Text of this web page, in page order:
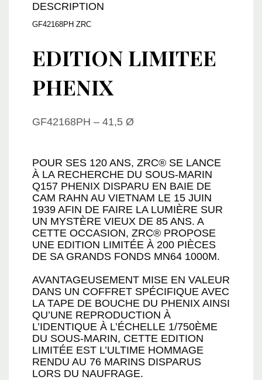
DESCRIPTION
GF42168PH ZRC
EDITION LIMITEE
PHENIX
GF42168PH – 41,5 Ø
POUR SES 120 ANS, ZRC® SE LANCE
À LA RECHERCHE DU SOUS-MARIN
Q157 PHENIX DISPARU EN BAIE DE
CAM RAHN AU VIETNAM LE 15 JUIN
1939 AFIN DE FAIRE LA LUMIÈRE SUR
UN MYSTÈRE VIEUX DE 85 ANS. A
CETTE OCCASION, ZRC® PROPOSE
UNE EDITION LIMITÉE À 200 PIÈCES
DE SA GRANDS FONDS MN64 1000M.
AVANTAGEUSEMENT MISE EN VALEUR
DANS UN COFFRET SPÉCIFIQUE AVEC
LA TAPE DE BOUCHE DU PHENIX AINSI
QU’UNE REPRODUCTION À
L’IDENTIQUE À L’ÉCHELLE 1/750ÈME
DU SOUS-MARIN, CETTE EDITION
LIMITÉE EST L’ULTIME HOMMAGE
RENDU AU 76 MARINS DISPARUS
LORS DU NAUFRAGE.